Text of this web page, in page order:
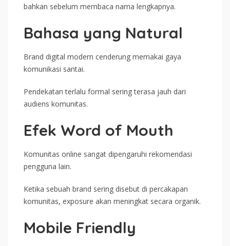
bahkan sebelum membaca nama lengkapnya.
Bahasa yang Natural
Brand digital modern cenderung memakai gaya
komunikasi santai.
Pendekatan terlalu formal sering terasa jauh dari
audiens komunitas.
Efek Word of Mouth
Komunitas online sangat dipengaruhi rekomendasi
pengguna lain.
Ketika sebuah brand sering disebut di percakapan
komunitas, exposure akan meningkat secara organik.
Mobile Friendly